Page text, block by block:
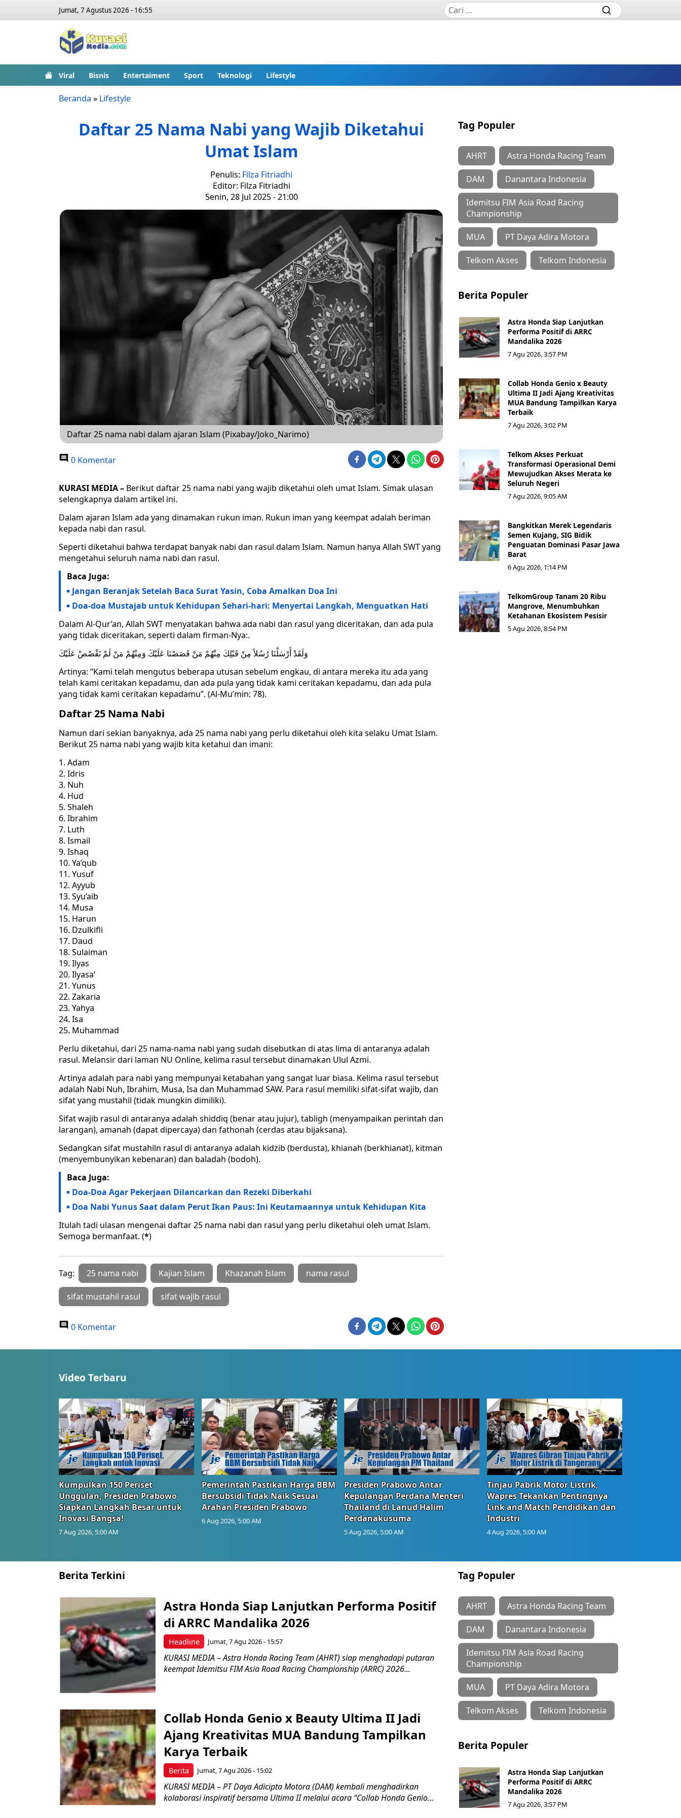
Jumat, 7 Agustus 2026 - 16:55
Viral Bisnis Entertaiment Sport Teknologi Lifestyle
Beranda » Lifestyle
Daftar 25 Nama Nabi yang Wajib Diketahui
Umat Islam
Penulis: Filza Fitriadhi
Editor: Filza Fitriadhi
Senin, 28 Jul 2025 - 21:00
Daftar 25 nama nabi dalam ajaran Islam (Pixabay/Joko_Narimo)
0 Komentar
KURASI MEDIA – Berikut daftar 25 nama nabi yang wajib diketahui oleh umat Islam. Simak ulasan
selengkapnya dalam artikel ini.
Dalam ajaran Islam ada yang dinamakan rukun iman. Rukun iman yang keempat adalah beriman
kepada nabi dan rasul.
Seperti diketahui bahwa terdapat banyak nabi dan rasul dalam Islam. Namun hanya Allah SWT yang
mengetahui seluruh nama nabi dan rasul.
Baca Juga:
Jangan Beranjak Setelah Baca Surat Yasin, Coba Amalkan Doa Ini
Doa-doa Mustajab untuk Kehidupan Sehari-hari: Menyertai Langkah, Menguatkan Hati
Dalam Al-Qur’an, Allah SWT menyatakan bahwa ada nabi dan rasul yang diceritakan, dan ada pula
yang tidak diceritakan, seperti dalam firman-Nya:.
وَلَقَدْ أَرْسَلْنَا رُسُلاً مِنْ قَبْلِكَ مِنْهُمْ مَنْ قَصَصْنَا عَلَيْكَ وَمِنْهُمْ مَنْ لَمْ نَقْصُصْ عَلَيْكَ
Artinya: “Kami telah mengutus beberapa utusan sebelum engkau, di antara mereka itu ada yang
telah kami ceritakan kepadamu, dan ada pula yang tidak kami ceritakan kepadamu, dan ada pula
yang tidak kami ceritakan kepadamu”. (Al-Mu’min: 78).
Daftar 25 Nama Nabi
Namun dari sekian banyaknya, ada 25 nama nabi yang perlu diketahui oleh kita selaku Umat Islam.
Berikut 25 nama nabi yang wajib kita ketahui dan imani:
Adam
Idris
Nuh
Hud
Shaleh
Ibrahim
Luth
Ismail
Ishaq
Ya’qub
Yusuf
Ayyub
Syu’aib
Musa
Harun
Dzulkifli
Daud
Sulaiman
Ilyas
Ilyasa’
Yunus
Zakaria
Yahya
Isa
Muhammad
Perlu diketahui, dari 25 nama-nama nabi yang sudah disebutkan di atas lima di antaranya adalah
rasul. Melansir dari laman NU Online, kelima rasul tersebut dinamakan Ulul Azmi.
Artinya adalah para nabi yang mempunyai ketabahan yang sangat luar biasa. Kelima rasul tersebut
adalah Nabi Nuh, Ibrahim, Musa, Isa dan Muhammad SAW. Para rasul memiliki sifat-sifat wajib, dan
sifat yang mustahil (tidak mungkin dimiliki).
Sifat wajib rasul di antaranya adalah shiddiq (benar atau jujur), tabligh (menyampaikan perintah dan
larangan), amanah (dapat dipercaya) dan fathonah (cerdas atau bijaksana).
Sedangkan sifat mustahiln rasul di antaranya adalah kidzib (berdusta), khianah (berkhianat), kitman
(menyembunyikan kebenaran) dan baladah (bodoh).
Baca Juga:
Doa-Doa Agar Pekerjaan Dilancarkan dan Rezeki Diberkahi
Doa Nabi Yunus Saat dalam Perut Ikan Paus: Ini Keutamaannya untuk Kehidupan Kita
Itulah tadi ulasan mengenai daftar 25 nama nabi dan rasul yang perlu diketahui oleh umat Islam.
Semoga bermanfaat. (*)
Tag: 25 nama nabi Kajian Islam Khazanah Islam nama rasul
sifat mustahil rasul sifat wajib rasul
0 Komentar
Tag Populer
AHRT Astra Honda Racing Team
DAM Danantara Indonesia
Idemitsu FIM Asia Road Racing
Championship
MUA PT Daya Adira Motora
Telkom Akses Telkom Indonesia
Berita Populer
Astra Honda Siap Lanjutkan
Performa Positif di ARRC
Mandalika 2026
7 Agu 2026, 3:57 PM
Collab Honda Genio x Beauty
Ultima II Jadi Ajang Kreativitas
MUA Bandung Tampilkan Karya
Terbaik
7 Agu 2026, 3:02 PM
Telkom Akses Perkuat
Transformasi Operasional Demi
Mewujudkan Akses Merata ke
Seluruh Negeri
7 Agu 2026, 9:05 AM
Bangkitkan Merek Legendaris
Semen Kujang, SIG Bidik
Penguatan Dominasi Pasar Jawa
Barat
6 Agu 2026, 1:14 PM
TelkomGroup Tanam 20 Ribu
Mangrove, Menumbuhkan
Ketahanan Ekosistem Pesisir
5 Agu 2026, 8:54 PM
Video Terbaru
Kumpulkan 150 Periset
Unggulan, Presiden Prabowo
Siapkan Langkah Besar untuk
Inovasi Bangsa!
7 Aug 2026, 5:00 AM
Pemerintah Pastikan Harga BBM
Bersubsidi Tidak Naik Sesuai
Arahan Presiden Prabowo
6 Aug 2026, 5:00 AM
Presiden Prabowo Antar
Kepulangan Perdana Menteri
Thailand di Lanud Halim
Perdanakusuma
5 Aug 2026, 5:00 AM
Tinjau Pabrik Motor Listrik,
Wapres Tekankan Pentingnya
Link and Match Pendidikan dan
Industri
4 Aug 2026, 5:00 AM
Berita Terkini
Headline
Astra Honda Siap Lanjutkan Performa Positif
di ARRC Mandalika 2026
Jumat, 7 Agu 2026 - 15:57
KURASI MEDIA – Astra Honda Racing Team (AHRT) siap menghadapi putaran
keempat Idemitsu FIM Asia Road Racing Championship (ARRC) 2026...
Berita
Collab Honda Genio x Beauty Ultima II Jadi
Ajang Kreativitas MUA Bandung Tampilkan
Karya Terbaik
Jumat, 7 Agu 2026 - 15:02
KURASI MEDIA – PT Daya Adicipta Motora (DAM) kembali menghadirkan
kolaborasi inspiratif bersama Ultima II melalui acara “Collab Honda Genio...
Tag Populer
AHRT Astra Honda Racing Team
DAM Danantara Indonesia
Idemitsu FIM Asia Road Racing
Championship
MUA PT Daya Adira Motora
Telkom Akses Telkom Indonesia
Berita Populer
Astra Honda Siap Lanjutkan
Performa Positif di ARRC
Mandalika 2026
7 Agu 2026, 3:57 PM